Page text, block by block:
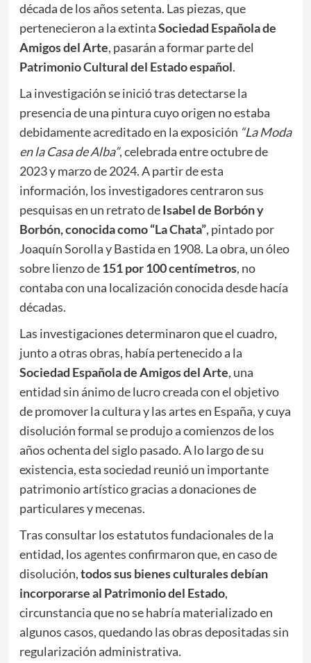
década de los años setenta. Las piezas, que
pertenecieron a la extintaSociedad Española de
Amigos del Arte, pasarán a formar parte del
Patrimonio Cultural del Estado español.
La investigación se inició tras detectarse la
presencia de una pintura cuyo origen no estaba
debidamente acreditado en la exposición “La Moda
en la Casa de Alba”, celebrada entre octubre de
2023 y marzo de 2024. A partir de esta
información, los investigadores centraron sus
pesquisas en un retrato deIsabel de Borbón y
Borbón, conocida como “La Chata”, pintado por
Joaquín Sorolla y Bastida en 1908. La obra, un óleo
sobre lienzo de151 por 100 centímetros, no
contaba con una localización conocida desde hacía
décadas.
Las investigaciones determinaron que el cuadro,
junto a otras obras, había pertenecido a la
Sociedad Española de Amigos del Arte, una
entidad sin ánimo de lucro creada con el objetivo
de promover la cultura y las artes en España, y cuya
disolución formal se produjo a comienzos de los
años ochenta del siglo pasado. A lo largo de su
existencia, esta sociedad reunió un importante
patrimonio artístico gracias a donaciones de
particulares y mecenas.
Tras consultar los estatutos fundacionales de la
entidad, los agentes confirmaron que, en caso de
disolución,todos sus bienes culturales debían
incorporarse al Patrimonio del Estado,
circunstancia que no se habría materializado en
algunos casos, quedando las obras depositadas sin
regularización administrativa.